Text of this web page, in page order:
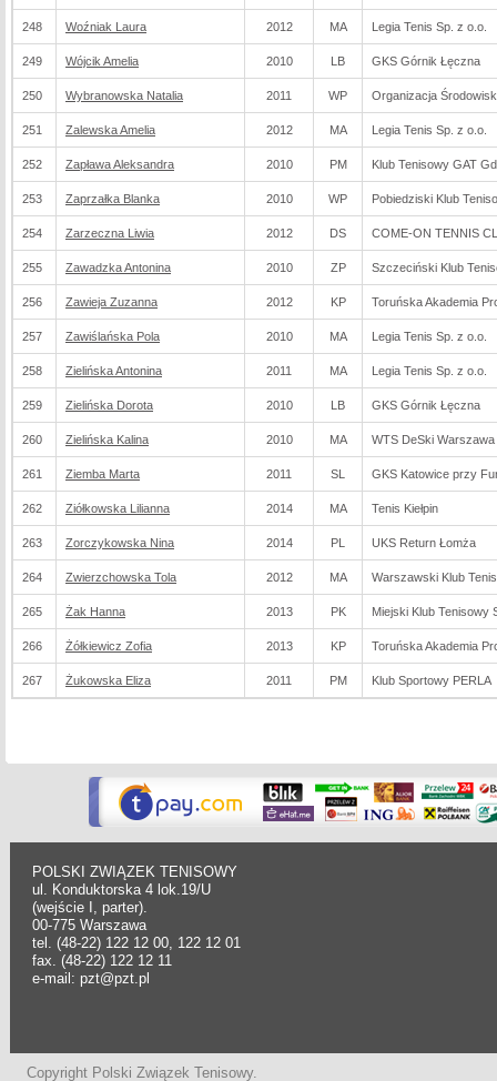
248 Woźniak Laura 2012 MA Legia Tenis Sp. z o.o.
249 Wójcik Amelia 2010 LB GKS Górnik Łęczna
250 Wybranowska Natalia 2011 WP Organizacja
251 Zalewska Amelia 2012 MA Legia Tenis Sp. z o.o.
252 Zapława Aleksandra 2010 PM Klub Tenisowy GAT
253 Zaprzałka Blanka 2010 WP Pobiedziski Klub
254 Zarzeczna Liwia 2012 DS COME-ON TENNIS
255 Zawadzka Antonina 2010 ZP Szczeciński Klub
256 Zawieja Zuzanna 2012 KP Toruńska Akademia
257 Zawiślańska Pola 2010 MA Legia Tenis Sp. z o.o.
258 Zielińska Antonina 2011 MA Legia Tenis Sp. z o.o.
259 Zielińska Dorota 2010 LB GKS Górnik Łęczna
260 Zielińska Kalina 2010 MA WTS DeSki Warszawa
261 Ziemba Marta 2011 SL GKS Katowice przy
262 Ziółkowska Lilianna 2014 MA Tenis Kiełpin
263 Zorczykowska Nina 2014 PL UKS Return Łomża
264 Zwierzchowska Tola 2012 MA Warszawski Klub
265 Żak Hanna 2013 PK Miejski Klub Tenisowy
266 Żółkiewicz Zofia 2013 KP Toruńska Akademia
267 Żukowska Eliza 2011 PM Klub Sportowy PERLA
POLSKI ZWIĄZEK TENISOWY
ul. Konduktorska 4 lok.19/U
(wejście I, parter).
00-775 Warszawa
tel. (48-22) 122 12 00, 122 12 01
fax. (48-22) 122 12 11
e-mail: pzt@pzt.pl
Copyright Polski Związek Tenisowy.